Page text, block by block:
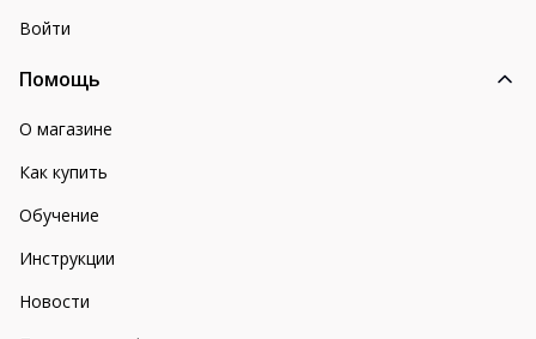
Войти
Помощь
О магазине
Как купить
Обучение
Инструкции
Новости